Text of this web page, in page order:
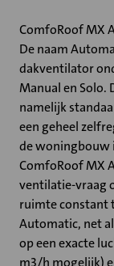
ComfoRoof MX
De naam
dakventilator
Manual en Solo.
namelijk
een geheel
de woningbouw
ComfoRoof MX
ventilatie-vraag
ruimte constant
Automatic, net
op een exacte
m3/h mogelijk)